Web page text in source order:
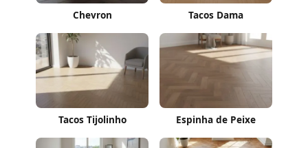
Chevron Tacos Dama
Tacos Tijolinho Espinha de Peixe